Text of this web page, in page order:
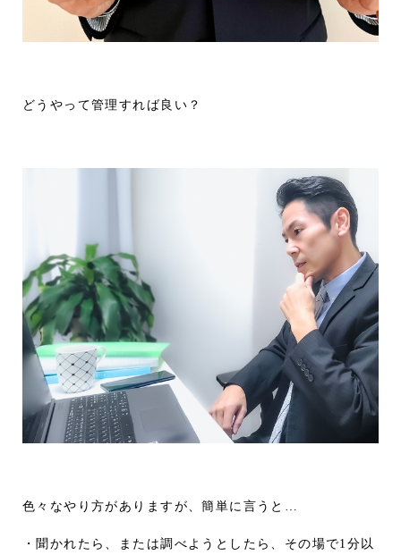
どうやって管理すれば良い？
色々なやり方がありますが、簡単に言うと…
・聞かれたら、または調べようとしたら、その場で1分以